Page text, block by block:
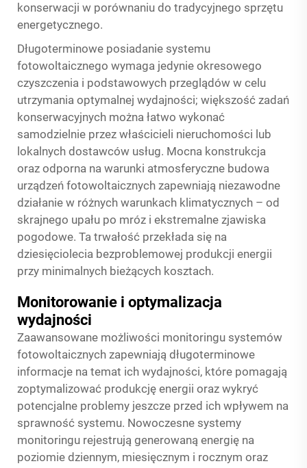
konserwacji w porównaniu do tradycyjnego sprzętu
energetycznego.
Długoterminowe posiadanie systemu
fotowoltaicznego wymaga jedynie okresowego
czyszczenia i podstawowych przeglądów w celu
utrzymania optymalnej wydajności; większość zadań
konserwacyjnych można łatwo wykonać
samodzielnie przez właścicieli nieruchomości lub
lokalnych dostawców usług. Mocna konstrukcja
oraz odporna na warunki atmosferyczne budowa
urządzeń fotowoltaicznych zapewniają niezawodne
działanie w różnych warunkach klimatycznych – od
skrajnego upału po mróz i ekstremalne zjawiska
pogodowe. Ta trwałość przekłada się na
dziesięciolecia bezproblemowej produkcji energii
przy minimalnych bieżących kosztach.
Monitorowanie i optymalizacja
wydajności
Zaawansowane możliwości monitoringu systemów
fotowoltaicznych zapewniają długoterminowe
informacje na temat ich wydajności, które pomagają
zoptymalizować produkcję energii oraz wykryć
potencjalne problemy jeszcze przed ich wpływem na
sprawność systemu. Nowoczesne systemy
monitoringu rejestrują generowaną energię na
poziomie dziennym, miesięcznym i rocznym oraz